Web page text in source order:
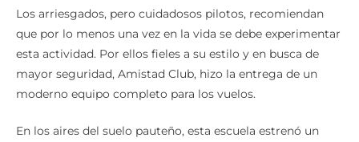
Los arriesgados, pero cuidadosos pilotos, recomiendan
que por lo menos una vez en la vida se debe experimentar
esta actividad. Por ellos fieles a su estilo y en busca de
mayor seguridad, Amistad Club, hizo la entrega de un
moderno equipo completo para los vuelos.
En los aires del suelo pauteño, esta escuela estrenó un